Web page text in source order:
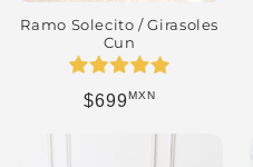
Ramo Solecito / Girasoles
Cun
Precio habitual
$699MXN